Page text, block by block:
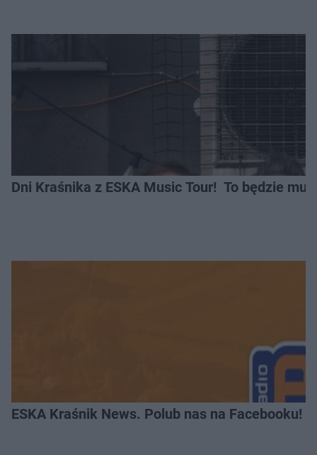
Dni Kraśnika z ESKA Music Tour! To będzie
ESKA Kraśnik News. Polub nas na Facebooku!